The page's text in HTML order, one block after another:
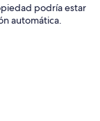
podría estar
automática.